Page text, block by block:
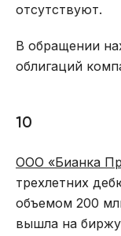
отсутствуют.
В обращении
облигаций
10
ООО «Бианка
трехлетних
объемом 200
вышла на биржу